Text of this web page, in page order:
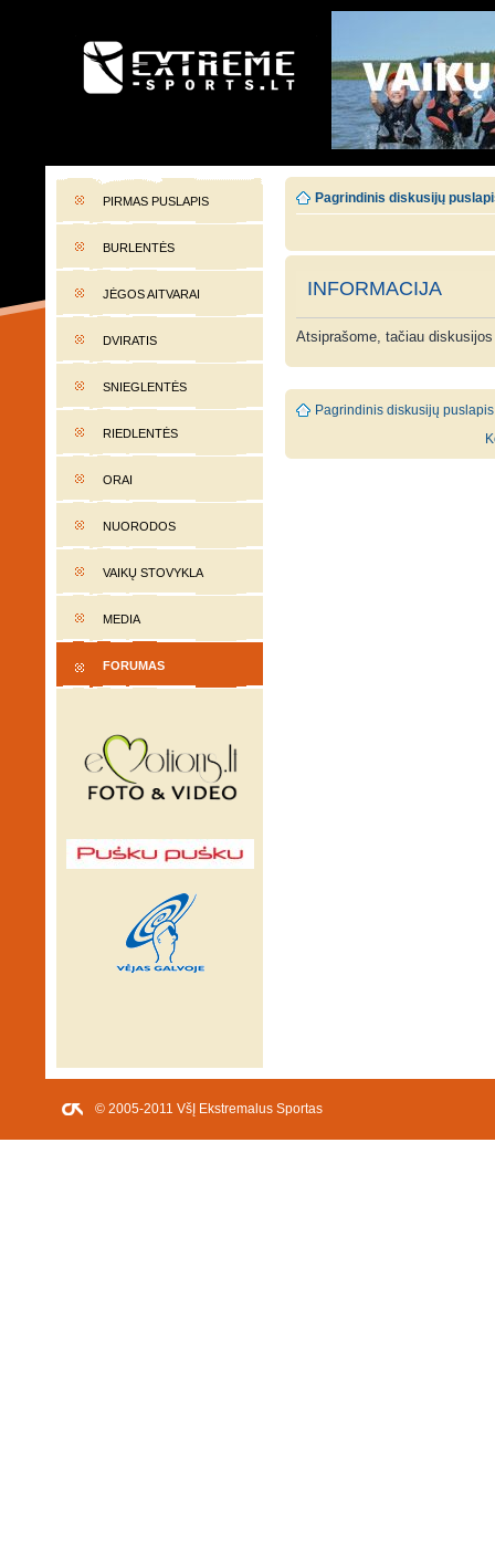
EXTREME-SPORTS.LT
PIRMAS PUSLAPIS
BURLENTĖS
JĖGOS AITVARAI
DVIRATIS
SNIEGLENTĖS
RIEDLENTĖS
ORAI
NUORODOS
VAIKŲ STOVYKLA
MEDIA
FORUMAS
Pagrindinis diskusijų
INFORMACIJA
Atsiprašome, tačiau
Pagrindinis diskusijų puslapis
© 2005-2011 VšĮ Ekstremalus Sportas